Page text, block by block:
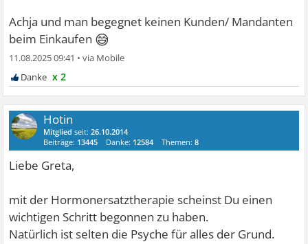
Achja und man begegnet keinen Kunden/ Mandanten
beim Einkaufen 😅
11.08.2025 09:41 •
x 2
Hotin
Mitglied seit:26.10.2014
Beiträge: 13445 Danke: 12584 Themen:8
Liebe Greta,
mit der Hormonersatztherapie scheinst Du einen
wichtigen Schritt begonnen zu haben.
Natürlich ist selten die Psyche für alles der Grund.